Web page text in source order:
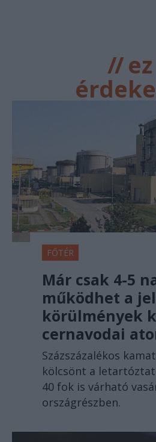
//
FŐTÉR
Már csak 4-5
működhet a
körülmények
cernavodai
Százszázalékos
kölcsönt a
40 fok is várható
országrészben.